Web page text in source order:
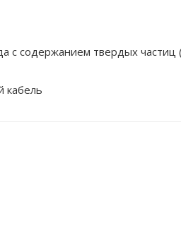
с содержанием твердых частиц
кабель